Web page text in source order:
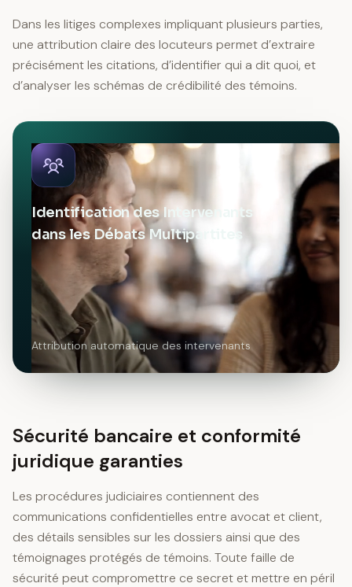
Dans les litiges complexes impliquant plusieurs parties,
une attribution claire des locuteurs permet d’extraire
précisément les citations, d’identifier qui a dit quoi, et
d’analyser les schémas de crédibilité des témoins.
Identification des Intervenants
dans les Débats Multipartites
Attribution automatique des intervenants
Sécurité bancaire et conformité
juridique garanties
Les procédures judiciaires contiennent des
communications confidentielles entre avocat et client,
des détails sensibles sur les dossiers ainsi que des
témoignages protégés de témoins. Toute faille de
sécurité peut compromettre ce secret et mettre en péril